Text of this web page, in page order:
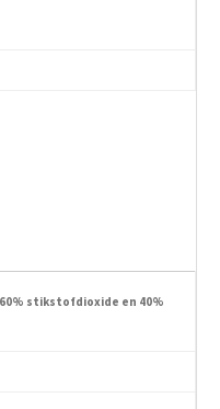
60% stikstofdioxide en 40%